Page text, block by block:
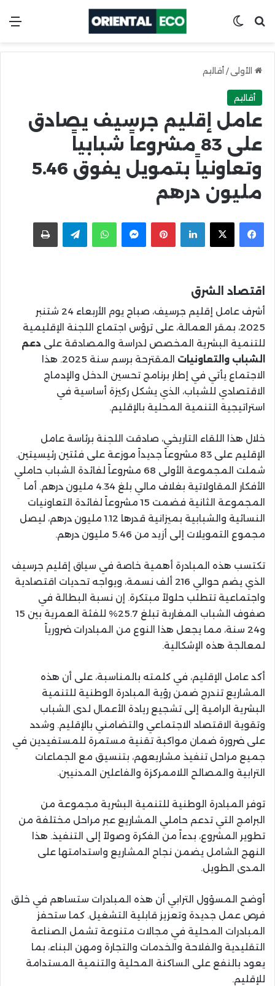
ابحث عنSwitch skin
الأولى / أقاليم
أقاليم
عامل إقليم جرسيف يصادق
على 83 مشروعاً شبابياً
وتعاونياً بتمويل يفوق 5.46
مليون درهم
Facebook
X
LinkedIn
Pinterest
Messenger
WhatsApp
Telegramاطبعها
اقتصاد الشرق
أشرف عامل إقليم جرسيف، صباح يوم الأربعاء 24 شتنبر
2025، بمقر العمالة، على ترؤس اجتماع اللجنة الإقليمية
للتنمية البشرية المخصص لدراسة والمصادقة على دعم
الشباب والتعاونيات
المقترحة برسم سنة 2025. هذا
الاجتماع يأتي في إطار برنامج تحسين الدخل والإدماج
الاقتصادي للشباب، الذي يشكل ركيزة أساسية في
استراتيجية التنمية المحلية بالإقليم.
خلال هذا اللقاء التاريخي، صادقت اللجنة برئاسة عامل
الإقليم على 83 مشروعاً جديداً موزعة على فئتين رئيسيتين.
شملت المجموعة الأولى 68 مشروعاً لفائدة الشباب حاملي
الأفكار المقاولاتية بغلاف مالي بلغ 4.34 مليون درهم. أما
المجموعة الثانية فضمت 15 مشروعاً لفائدة التعاونيات
النسائية والشبابية بميزانية قدرها 1.12 مليون درهم، ليصل
مجموع التمويلات إلى أزيد من 5.46 مليون درهم.
تكتسب هذه المبادرة أهمية خاصة في سياق إقليم جرسيف
الذي يضم حوالي 216 ألف نسمة، ويواجه تحديات اقتصادية
واجتماعية تتطلب حلولاً مبتكرة. إن نسبة البطالة في
صفوف الشباب المغاربة تبلغ 25.7% للفئة العمرية بين 15
و24 سنة، مما يجعل هذا النوع من المبادرات ضرورياً
لمعالجة هذه الإشكالية.
أكد عامل الإقليم، في كلمته بالمناسبة، على أن هذه
المشاريع تندرج ضمن رؤية المبادرة الوطنية للتنمية
البشرية الرامية إلى تشجيع ريادة الأعمال لدى الشباب
وتقوية الاقتصاد الاجتماعي والتضامني بالإقليم. وشدد
على ضرورة ضمان مواكبة تقنية مستمرة للمستفيدين في
جميع مراحل تنفيذ مشاريعهم، بتنسيق مع الجماعات
الترابية والمصالح اللاممركزة والفاعلين المدنيين.
توفر المبادرة الوطنية للتنمية البشرية مجموعة من
البرامج التي تدعم حاملي المشاريع عبر مراحل مختلفة من
تطوير المشروع، بدءاً من الفكرة وصولاً إلى التنفيذ. هذا
النهج الشامل يضمن نجاح المشاريع واستدامتها على
المدى الطويل.
أوضح المسؤول الترابي أن هذه المبادرات ستساهم في خلق
فرص عمل جديدة وتعزيز قابلية التشغيل. كما ستحفز
المبادرات المحلية في مجالات متنوعة تشمل الصناعة
التقليدية والفلاحة والخدمات والتجارة ومهن البناء، بما
يعود بالنفع على الساكنة المحلية والتنمية المستدامة
للإقليم.